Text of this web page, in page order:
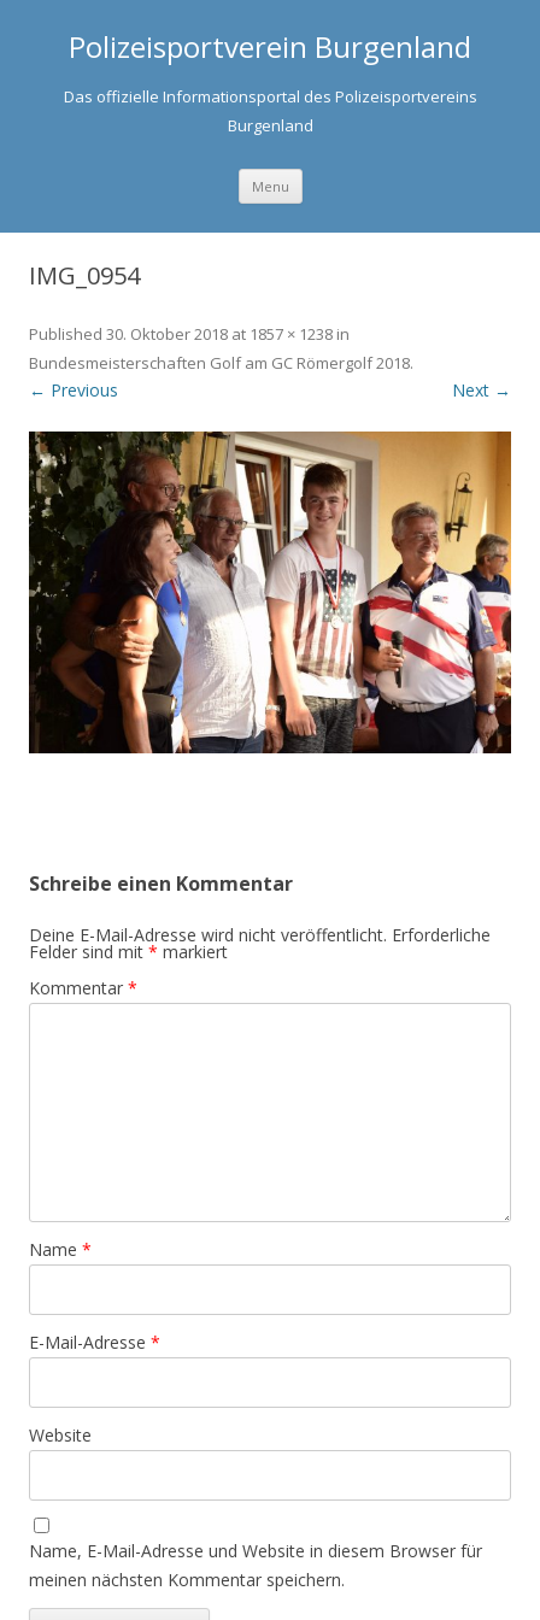
Polizeisportverein Burgenland
Das offizielle Informationsportal des Polizeisportvereins
Burgenland
Menu Skip to content
IMG_0954
Published 30. Oktober 2018 at 1857 × 1238 in
Bundesmeisterschaften Golf am GC Römergolf 2018.
← Previous Next →
Schreibe einen Kommentar
Deine E-Mail-Adresse wird nicht veröffentlicht. Erforderliche
Felder sind mit * markiert
Kommentar *
Name *
E-Mail-Adresse *
Website
Name, E-Mail-Adresse und Website in diesem Browser für
meinen nächsten Kommentar speichern.